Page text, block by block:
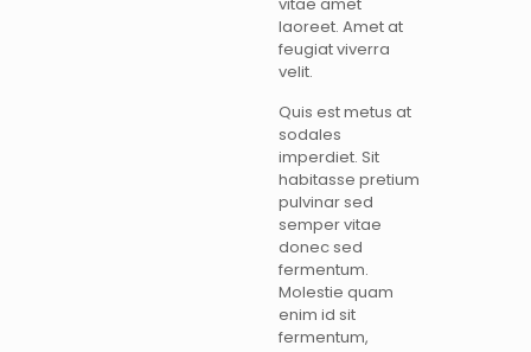
laoreet. Amet at
feugiat viverra
velit.
Quis est metus at
sodales
imperdiet. Sit
habitasse pretium
pulvinar sed
semper vitae
donec sed
fermentum.
Molestie quam
enim id sit
fermentum,